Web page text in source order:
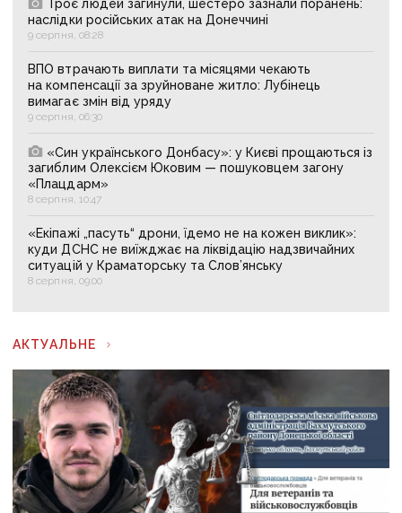
Троє людей загинули, шестеро зазнали поранень:
наслідки російських атак на Донеччині
9 серпня, 08:28
ВПО втрачають виплати та місяцями чекають
на компенсації за зруйноване житло: Лубінець
вимагає змін від уряду
9 серпня, 06:30
«Син українського Донбасу»: у Києві прощаються із
загиблим Олексієм Юковим — пошуковцем загону
«Плацдарм»
8 серпня, 10:47
«Екіпажі „пасуть“ дрони, їдемо не на кожен виклик»:
куди ДСНС не виїжджає на ліквідацію надзвичайних
ситуацій у Краматорську та Слов’янську
8 серпня, 09:00
АКТУАЛЬНЕ